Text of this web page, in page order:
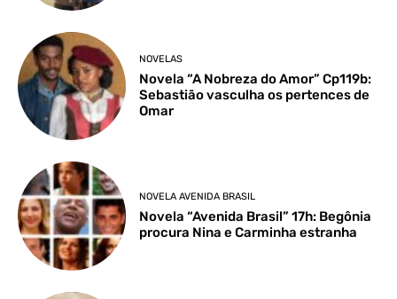
NOVELAS
Novela “A Nobreza do Amor” Cp119b:
Sebastião vasculha os pertences de
Omar
NOVELA AVENIDA BRASIL
Novela “Avenida Brasil” 17h: Begônia
procura Nina e Carminha estranha